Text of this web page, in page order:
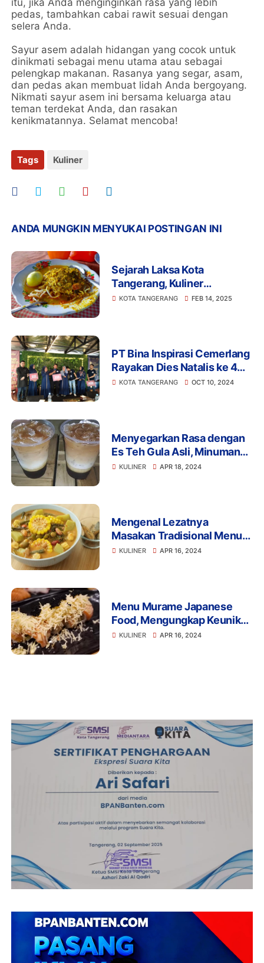
itu, jika Anda menginginkan rasa yang lebih
pedas, tambahkan cabai rawit sesuai dengan
selera Anda.
Sayur asem adalah hidangan yang cocok untuk
dinikmati sebagai menu utama atau sebagai
pelengkap makanan. Rasanya yang segar, asam,
dan pedas akan membuat lidah Anda bergoyang.
Nikmati sayur asem ini bersama keluarga atau
teman terdekat Anda, dan rasakan
kenikmatannya. Selamat mencoba!
Tags Kuliner
ANDA MUNGKIN MENYUKAI POSTINGAN INI
Sejarah Laksa Kota
Tangerang, Kuliner
Legendaris Perpaduan
KOTA TANGERANG FEB 14, 2025
PT Bina Inspirasi Cemerlang
Rayakan Dies Natalis ke 4
Sekaligus Grand Opening
KOTA TANGERANG OCT 10, 2024
Menyegarkan Rasa dengan
Es Teh Gula Asli, Minuman
Klasik yang Menyehatkan
KULINER APR 18, 2024
Mengenal Lezatnya
Masakan Tradisional Menu
Sayur Asem, Paduan Nikmat
KULINER APR 16, 2024
Menu Murame Japanese
Food, Mengungkap Keunikan
Sushi yang Terkenal di
KULINER APR 16, 2024